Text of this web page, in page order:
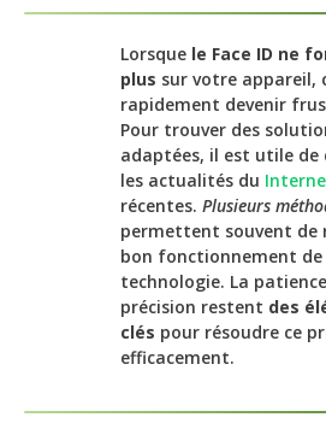
Lorsque le Face ID ne
plus sur votre appareil,
rapidement devenir
Pour trouver des
adaptées, il est utile de
les actualités du
récentes. Plusieurs
permettent souvent de
bon fonctionnement
technologie. La
précision restent des
clés pour résoudre ce
efficacement.